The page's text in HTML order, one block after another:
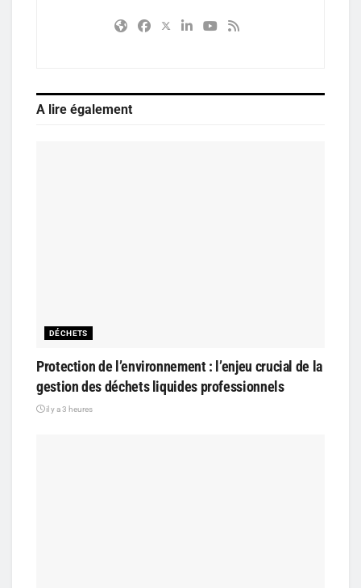
A lire également
DÉCHETS
Protection de l’environnement : l’enjeu crucial de la
gestion des déchets liquides professionnels
il y a 3 heures